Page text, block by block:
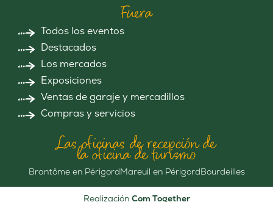
Fuera
Todos los eventos
Destacados
Los mercados
Exposiciones
Ventas de garaje y mercadillos
Compras y servicios
Las oficinas de recepción de
la oficina de turismo
Brantôme en PérigordMareuil en PérigordBourdeilles
Realización Com Together